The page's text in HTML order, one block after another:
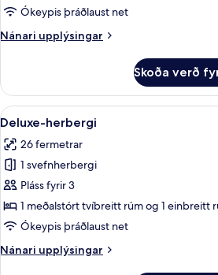
Ókeypis þráðlaust net
Nánari upplýsingar
Nánari
herbergi
Skoða verð
Skoða
allar
myndir
fyrir
Deluxe-
herbergi
1
Deluxe-herbergi
26 fermetrar
1 svefnherbergi
Pláss fyrir 3
1 meðalstórt tvíbreitt rúm og 1 einbreitt
Ókeypis þráðlaust net
Nánari upplýsingar
Nánari